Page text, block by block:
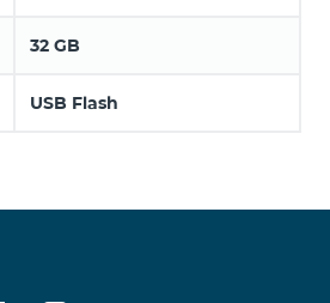
32 GB
USB Flash